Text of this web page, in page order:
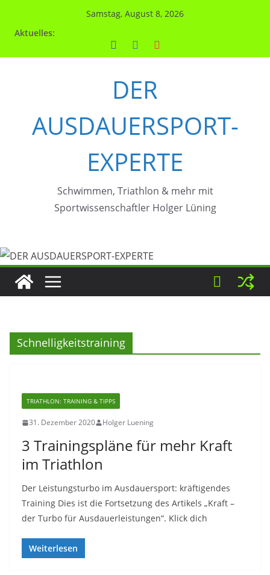
Samstag, August 8, 2026
Aktuelles:
DER
AUSDAUERSPORT-
EXPERTE
Schwimmen, Triathlon & mehr mit
Sportwissenschaftler Holger Lüning
Schnelligkeitstraining
TRIATHLON: TRAINING & TIPPS
31. Dezember 2020 Holger Luening
3 Trainingspläne für mehr Kraft
im Triathlon
Der Leistungsturbo im Ausdauersport: kräftigendes
Training Dies ist die Fortsetzung des Artikels „Kraft –
der Turbo für Ausdauerleistungen“. Klick dich
Weiterlesen